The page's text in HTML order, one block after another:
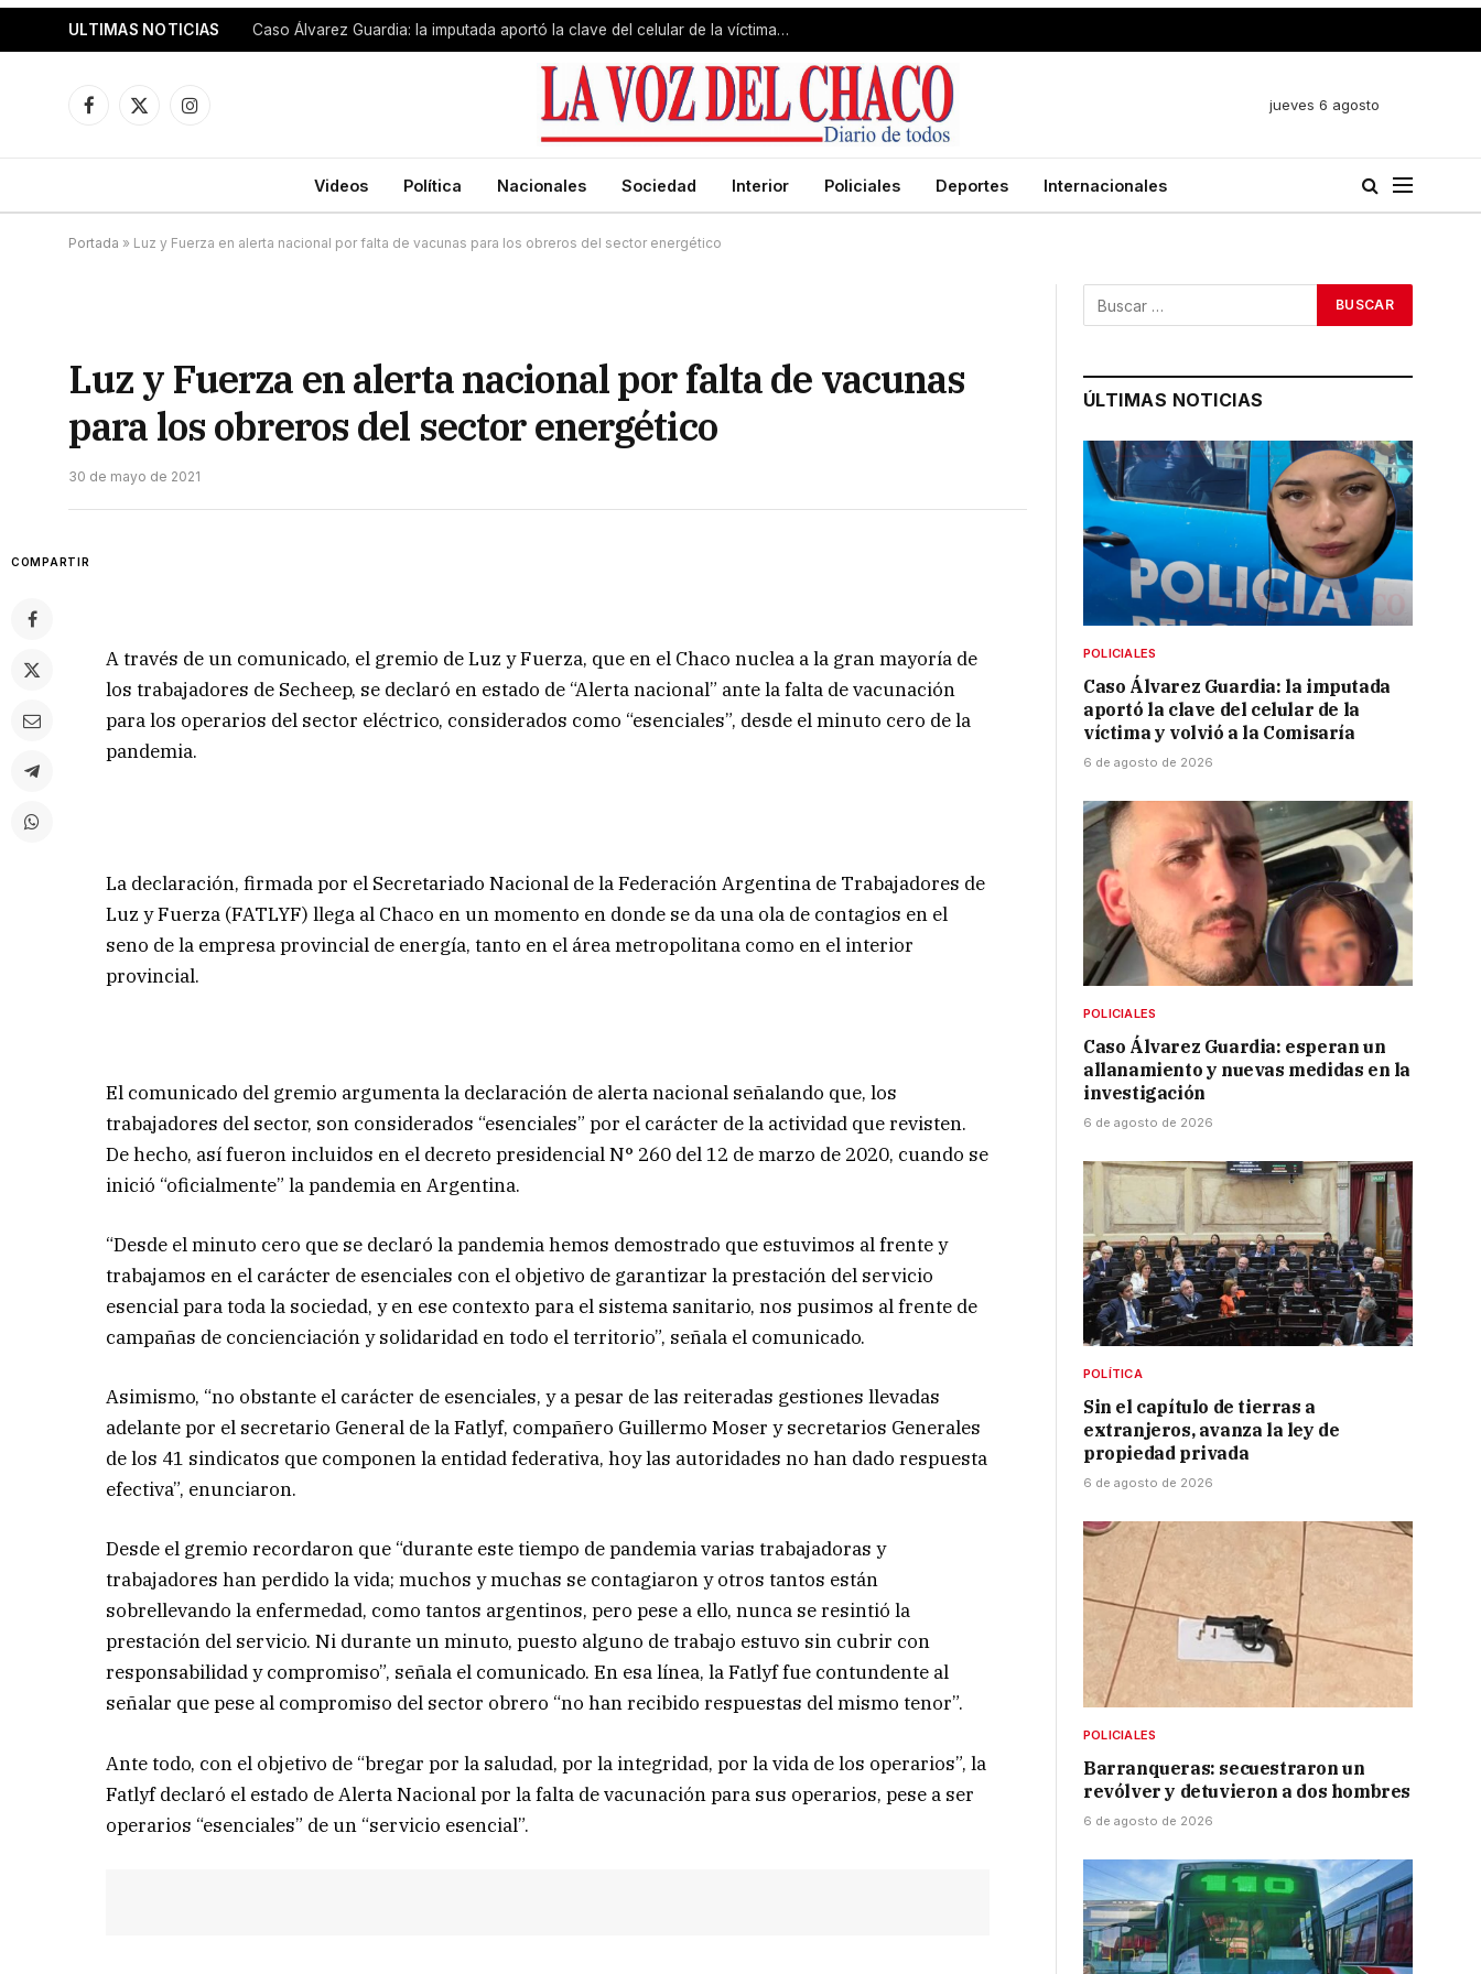
ULTIMAS NOTICIAS Caso Álvarez Guardia: la imputada aportó la clave del celular de la víctima y volvió a la Comisaría
Facebook
X
Instagram
jueves 6 agosto
Videos Política Nacionales Sociedad Interior Policiales Deportes Internacionales
Portada » Luz y Fuerza en alerta nacional por falta de vacunas para los obreros del sector energético
Luz y Fuerza en alerta nacional por falta de vacunas
para los obreros del sector energético
30 de mayo de 2021
COMPARTIR
A través de un comunicado, el gremio de Luz y Fuerza, que en el Chaco nuclea a la gran mayoría de
los trabajadores de Secheep, se declaró en estado de “Alerta nacional” ante la falta de vacunación
para los operarios del sector eléctrico, considerados como “esenciales”, desde el minuto cero de la
pandemia.
La declaración, firmada por el Secretariado Nacional de la Federación Argentina de Trabajadores de
Luz y Fuerza (FATLYF) llega al Chaco en un momento en donde se da una ola de contagios en el
seno de la empresa provincial de energía, tanto en el área metropolitana como en el interior
provincial.
El comunicado del gremio argumenta la declaración de alerta nacional señalando que, los
trabajadores del sector, son considerados “esenciales” por el carácter de la actividad que revisten.
De hecho, así fueron incluidos en el decreto presidencial N° 260 del 12 de marzo de 2020, cuando se
inició “oficialmente” la pandemia en Argentina.
“Desde el minuto cero que se declaró la pandemia hemos demostrado que estuvimos al frente y
trabajamos en el carácter de esenciales con el objetivo de garantizar la prestación del servicio
esencial para toda la sociedad, y en ese contexto para el sistema sanitario, nos pusimos al frente de
campañas de concienciación y solidaridad en todo el territorio”, señala el comunicado.
Asimismo, “no obstante el carácter de esenciales, y a pesar de las reiteradas gestiones llevadas
adelante por el secretario General de la Fatlyf, compañero Guillermo Moser y secretarios Generales
de los 41 sindicatos que componen la entidad federativa, hoy las autoridades no han dado respuesta
efectiva”, enunciaron.
Desde el gremio recordaron que “durante este tiempo de pandemia varias trabajadoras y
trabajadores han perdido la vida; muchos y muchas se contagiaron y otros tantos están
sobrellevando la enfermedad, como tantos argentinos, pero pese a ello, nunca se resintió la
prestación del servicio. Ni durante un minuto, puesto alguno de trabajo estuvo sin cubrir con
responsabilidad y compromiso”, señala el comunicado. En esa línea, la Fatlyf fue contundente al
señalar que pese al compromiso del sector obrero “no han recibido respuestas del mismo tenor”.
Ante todo, con el objetivo de “bregar por la saludad, por la integridad, por la vida de los operarios”, la
Fatlyf declaró el estado de Alerta Nacional por la falta de vacunación para sus operarios, pese a ser
operarios “esenciales” de un “servicio esencial”.
ÚLTIMAS NOTICIAS
POLICIALES
Caso Álvarez Guardia: la imputada
aportó la clave del celular de la
víctima y volvió a la Comisaría
6 de agosto de 2026
POLICIALES
Caso Álvarez Guardia: esperan un
allanamiento y nuevas medidas en la
investigación
6 de agosto de 2026
POLÍTICA
Sin el capítulo de tierras a
extranjeros, avanza la ley de
propiedad privada
6 de agosto de 2026
POLICIALES
Barranqueras: secuestraron un
revólver y detuvieron a dos hombres
6 de agosto de 2026